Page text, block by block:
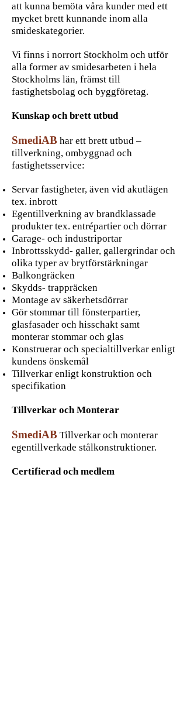
att kunna bemöta våra kunder med ett
mycket brett kunnande inom alla
smideskategorier.
Vi finns i norrort Stockholm och utför
alla former av smidesarbeten i hela
Stockholms län, främst till
fastighetsbolag och byggföretag.
Kunskap och brett utbud
SmediAB har ett brett utbud –
tillverkning, ombyggnad och
fastighetsservice:
Servar fastigheter, även vid akutlägen
tex. inbrott
Egentillverkning av brandklassade
produkter tex. entrépartier och dörrar
Garage- och industriportar
Inbrottsskydd- galler, gallergrindar och
olika typer av brytförstärkningar
Balkongräcken
Skydds- trappräcken
Montage av säkerhetsdörrar
Gör stommar till fönsterpartier,
glasfasader och hisschakt samt
monterar stommar och glas
Konstruerar och specialtillverkar enligt
kundens önskemål
Tillverkar enligt konstruktion och
specifikation
Tillverkar och Monterar
SmediAB Tillverkar och monterar
egentillverkade stålkonstruktioner.
Certifierad och medlem